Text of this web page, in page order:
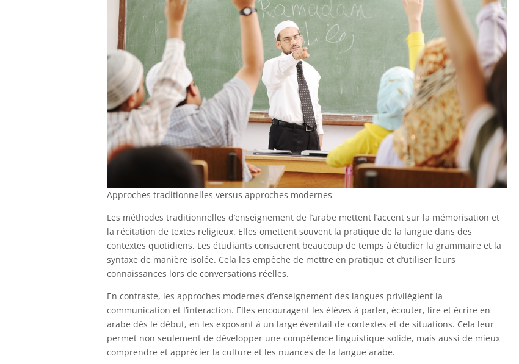
Approches traditionnelles versus approches modernes
Les méthodes traditionnelles d’enseignement de l’arabe mettent l’accent sur la mémorisation et
la récitation de textes religieux. Elles omettent souvent la pratique de la langue dans des
contextes quotidiens. Les étudiants consacrent beaucoup de temps à étudier la grammaire et la
syntaxe de manière isolée. Cela les empêche de mettre en pratique et d’utiliser leurs
connaissances lors de conversations réelles.
En contraste, les approches modernes d’enseignement des langues privilégient la
communication et l’interaction. Elles encouragent les élèves à parler, écouter, lire et écrire en
arabe dès le début, en les exposant à un large éventail de contextes et de situations. Cela leur
permet non seulement de développer une compétence linguistique solide, mais aussi de mieux
comprendre et apprécier la culture et les nuances de la langue arabe.